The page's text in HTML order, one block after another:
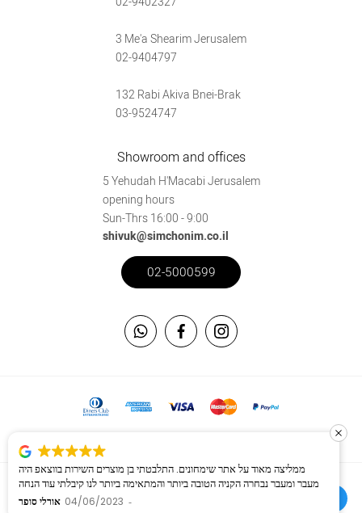
3 Me'a Shearim Jerusalem
02-9404797
132 Rabi Akiva Bnei-Brak
03-9524747
Showroom and offices
5 Yehudah H'Macabi Jerusalem
opening hours
Sun-Thrs 16:00 - 9:00
shivuk@simchonim.co.il
02-5000599
Created ByDigital Boutique
ממליצה מאוד על אתר שימחונים. התלבטתי בן מוצרים השירות בווצאפ היה
מעבר ומעבר נבחרה הקניה הטובה ביותר והמתאימה ביותר לנו קיבלתי עוד הנחה
משמעותית המשלוח התקבל אחרי יום כאשר הסידורים היו עם הטבעות!! חשבתי
אורלי סופר 04/06/2023